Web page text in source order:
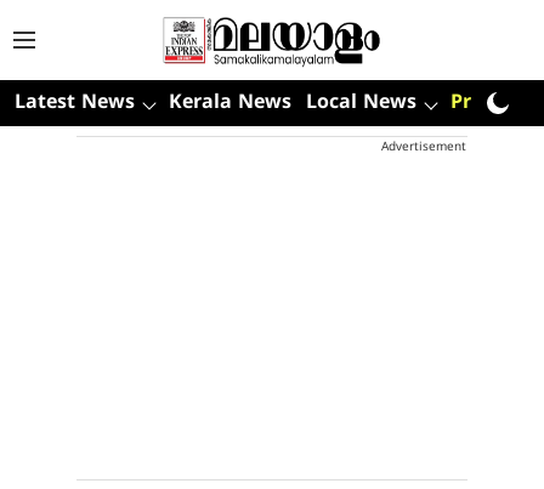
Latest News Kerala News Local News Premium
Advertisement